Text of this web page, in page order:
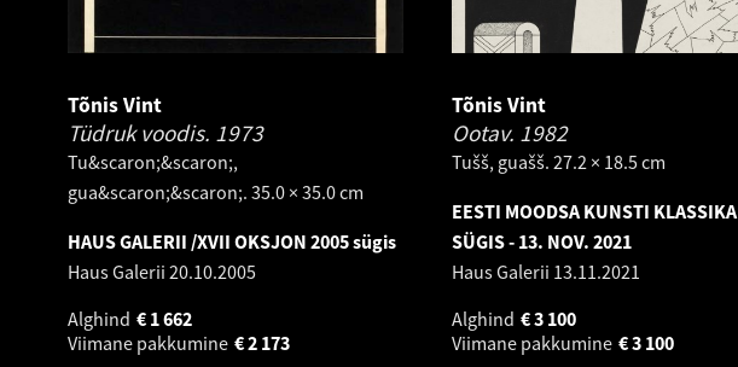
Tõnis Vint
Tüdruk voodis. 1973
Tu&scaron;&scaron;,
gua&scaron;&scaron;. 35.0 × 35.0 cm
HAUS GALERII /XVII OKSJON 2005 sügis
Haus Galerii 20.10.2005
Alghind
1 662
€
Viimane pakkumine
2 173
€
Tõnis Vint
Ootav. 1982
Tušš, guašš. 27.2 × 18.5 cm
EESTI MOODSA KUNSTI KLASSIKA
SÜGIS - 13. NOV. 2021
Haus Galerii 13.11.2021
Alghind
3 100
€
Viimane pakkumine
3 100
€